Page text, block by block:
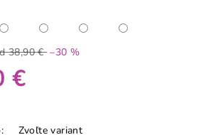
38,90 € –30 %
€
Zvoľte variant